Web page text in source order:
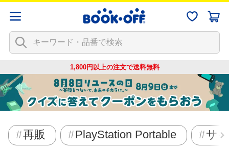
1,800円以上の注文で送料無料
再販 PlayStation Portable サ